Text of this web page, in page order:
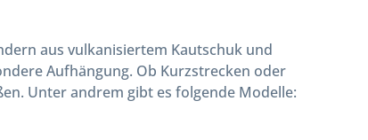
aus vulkanisiertem Kautschuk und
Aufhängung. Ob Kurzstrecken oder
Unter andrem gibt es folgende Modelle: